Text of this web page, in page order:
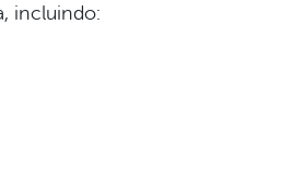
incluindo: